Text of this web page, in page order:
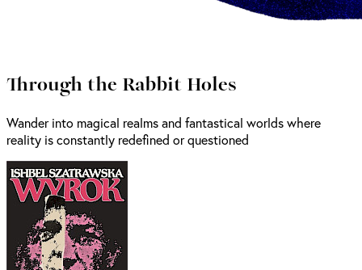
Through the Rabbit Holes
Wander into magical realms and fantastical worlds where
reality is constantly redefined or questioned